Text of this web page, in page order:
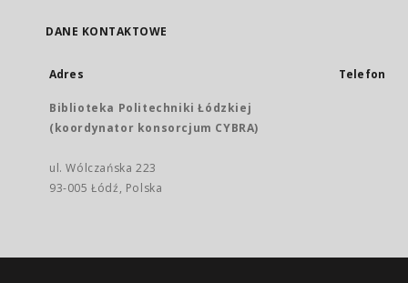
DANE KONTAKTOWE
Adres
Biblioteka Politechniki Łódzkiej
(koordynator konsorcjum CYBRA)
ul. Wólczańska 223
93-005 Łódź, Polska
Telefon